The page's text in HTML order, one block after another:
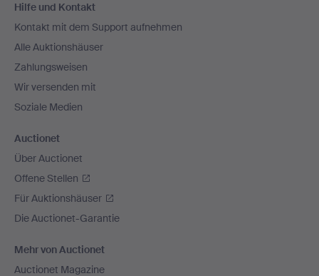
Navigation
Hilfe und Kontakt
Kontakt mit dem Support aufnehmen
Alle Auktionshäuser
Zahlungsweisen
Wir versenden mit
Soziale Medien
Auctionet
Über Auctionet
Offene Stellen
Für Auktionshäuser
Die Auctionet-Garantie
Mehr von Auctionet
Auctionet Magazine